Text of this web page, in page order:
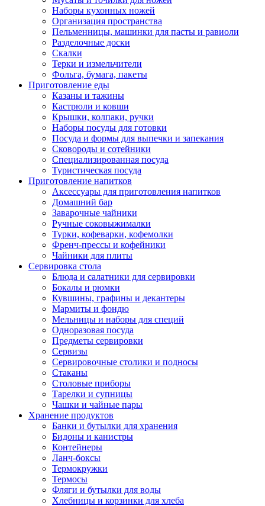
Наборы кухонных ножей
Организация пространства
Пельменницы, машинки для пасты и равиоли
Разделочные доски
Скалки
Терки и измельчители
Фольга, бумага, пакеты
Приготовление еды
Казаны и тажины
Кастрюли и ковши
Крышки, колпаки, ручки
Наборы посуды для готовки
Посуда и формы для выпечки и запекания
Сковороды и сотейники
Специализированная посуда
Туристическая посуда
Приготовление напитков
Аксессуары для приготовления напитков
Домашний бар
Заварочные чайники
Ручные соковыжималки
Турки, кофеварки, кофемолки
Френч-прессы и кофейники
Чайники для плиты
Сервировка стола
Блюда и салатники для сервировки
Бокалы и рюмки
Кувшины, графины и декантеры
Мармиты и фондю
Мельницы и наборы для специй
Одноразовая посуда
Предметы сервировки
Сервизы
Сервировочные столики и подносы
Стаканы
Столовые приборы
Тарелки и супницы
Чашки и чайные пары
Хранение продуктов
Банки и бутылки для хранения
Бидоны и канистры
Контейнеры
Ланч-боксы
Термокружки
Термосы
Фляги и бутылки для воды
Хлебницы и корзинки для хлеба